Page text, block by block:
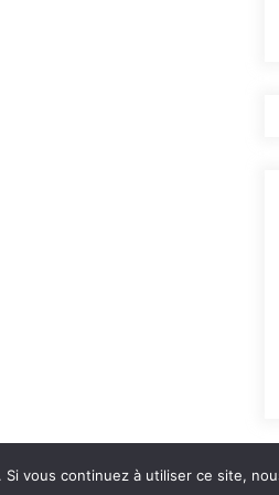
vous continuez à utiliser ce site,